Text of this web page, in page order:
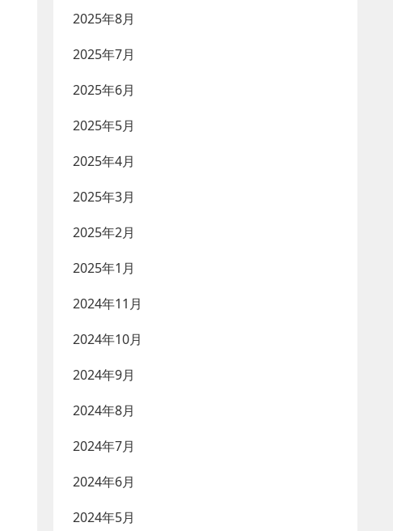
2025年8月
2025年7月
2025年6月
2025年5月
2025年4月
2025年3月
2025年2月
2025年1月
2024年11月
2024年10月
2024年9月
2024年8月
2024年7月
2024年6月
2024年5月